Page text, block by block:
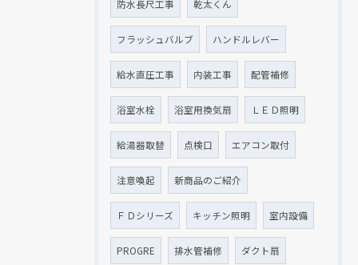
防水長尺工事 乾太くん
フラッシュバルブ ハンドルレバー
給水直圧工事 内装工事 配管補修
浴室水栓 浴室用換気扇 ＬＥＤ照明
給湯器取替 点検口 エアコン取付
注意喚起 新商品のご紹介
ＦＤシリーズ キッチン照明 室内設備
PROGRE 排水管補修 ダクト扇